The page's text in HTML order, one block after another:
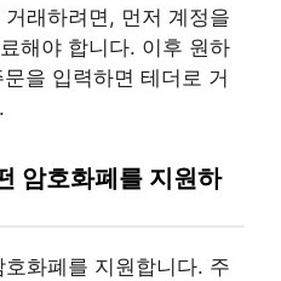
래하려면, 먼저 계정을
해야 합니다. 이후 원하
을 입력하면 테더로 거
암호화폐를 지원하
화폐를 지원합니다. 주